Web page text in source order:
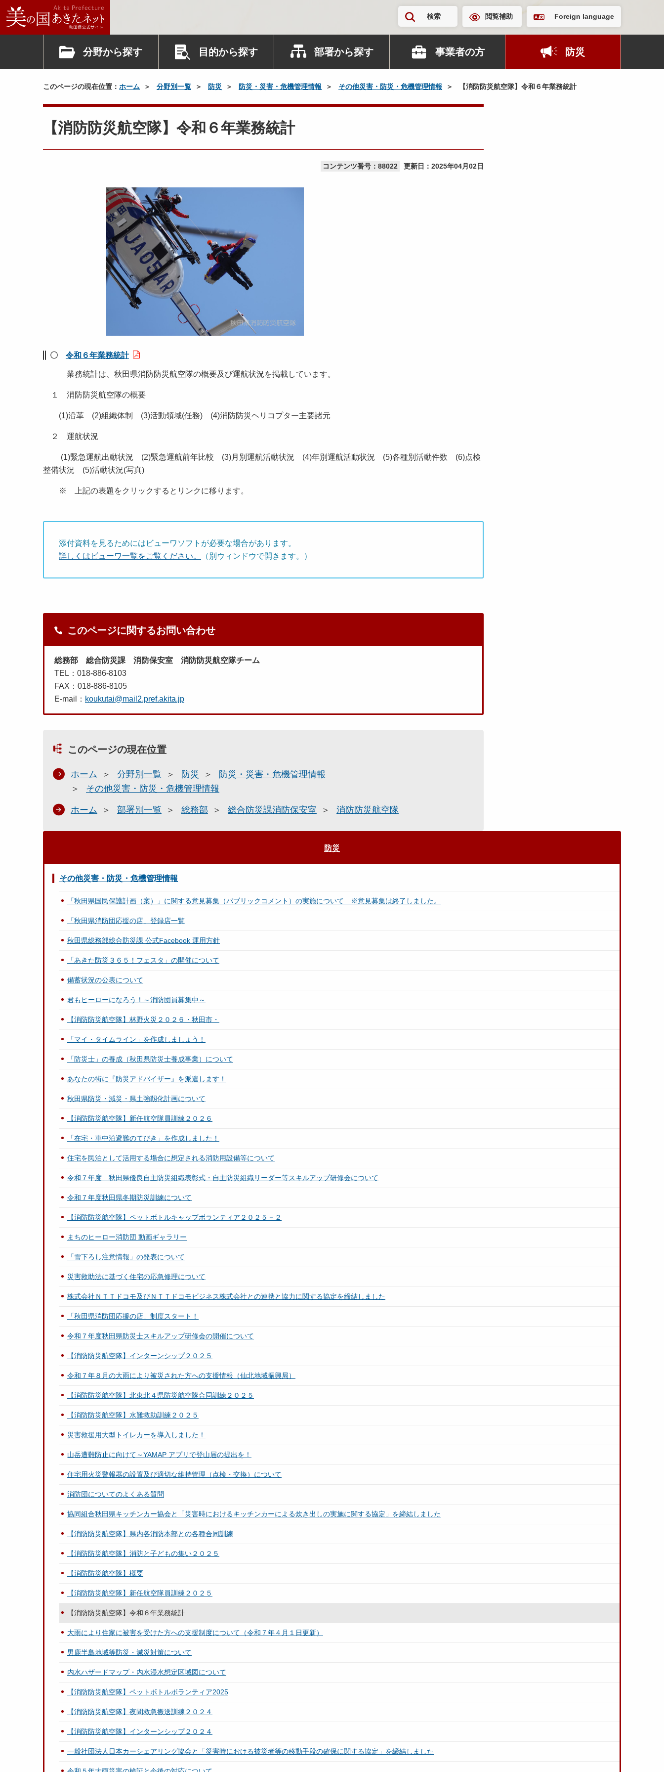
検索 閲覧補助 Foreign language
分野から探す 目的から探す 部署から探す 事業者の方 防災
このページの現在位置： ホーム 分野別一覧 防災 防災・災害・危機管理情報 その他災害・防災・危機管理情報 【消防防災航空隊】令和６年業務統計
【消防防災航空隊】令和６年業務統計
コンテンツ番号：88022 更新日： 2025年04月02日
〇 令和６年業務統計
業務統計は、秋田県消防防災航空隊の概要及び運航状況を掲載しています。
１ 消防防災航空隊の概要
(1)沿革 (2)組織体制 (3)活動領域(任務) (4)消防防災ヘリコプター主要諸元
２ 運航状況
(1)緊急運航出動状況 (2)緊急運航前年比較 (3)月別運航活動状況 (4)年別運航活動状況 (5)各種別活動件数 (6)点検
整備状況 (5)活動状況(写真)
※ 上記の表題をクリックするとリンクに移ります。
添付資料を見るためにはビューワソフトが必要な場合があります。
詳しくはビューワ一覧をご覧ください。
（別ウィンドウで開きます。）
このページに関するお問い合わせ
総務部 総合防災課 消防保安室 消防防災航空隊チーム
TEL：018-886-8103
FAX：018-886-8105
E-mail： koukutai@mail2.pref.akita.jp
このページの現在位置
ホーム 分野別一覧 防災
防災・災害・危機管理情報
その他災害・防災・危機管理情報
ホーム 部署別一覧 総務部 総合防災課消防保安室 消防防災航空隊
防災
その他災害・防災・危機管理情報
「秋田県国民保護計画（案）」に関する意見募集（パブリックコメント）の実施について ※意見募集は終了しました。
「秋田県消防団応援の店」登録店一覧
秋田県総務部総合防災課 公式Facebook 運用方針
「あきた防災３６５！フェスタ」の開催について
備蓄状況の公表について
君もヒーローになろう！～消防団員募集中～
【消防防災航空隊】林野火災２０２６・秋田市・
「マイ・タイムライン」を作成しましょう！
「防災士」の養成（秋田県防災士養成事業）について
あなたの街に『防災アドバイザー』を派遣します！
秋田県防災・減災・県土強靱化計画について
【消防防災航空隊】新任航空隊員訓練２０２６
「在宅・車中泊避難のてびき」を作成しました！
住宅を民泊として活用する場合に想定される消防用設備等について
令和７年度 秋田県優良自主防災組織表彰式・自主防災組織リーダー等スキルアップ研修会について
令和７年度秋田県冬期防災訓練について
【消防防災航空隊】ペットボトルキャップボランティア２０２５－２
まちのヒーロー消防団 動画ギャラリー
「雪下ろし注意情報」の発表について
災害救助法に基づく住宅の応急修理について
株式会社ＮＴＴドコモ及びＮＴＴドコモビジネス株式会社との連携と協力に関する協定を締結しました
「秋田県消防団応援の店」制度スタート！
令和７年度秋田県防災士スキルアップ研修会の開催について
【消防防災航空隊】インターンシップ２０２５
令和７年８月の大雨により被災された方への支援情報（仙北地域振興局）
【消防防災航空隊】北東北４県防災航空隊合同訓練２０２５
【消防防災航空隊】水難救助訓練２０２５
災害救援用大型トイレカーを導入しました！
山岳遭難防止に向けて～YAMAP アプリで登山届の提出を！
住宅用火災警報器の設置及び適切な維持管理（点検・交換）について
消防団についてのよくある質問
協同組合秋田県キッチンカー協会と「災害時におけるキッチンカーによる炊き出しの実施に関する協定」を締結しました
【消防防災航空隊】県内各消防本部との各種合同訓練
【消防防災航空隊】消防と子どもの集い２０２５
【消防防災航空隊】概要
【消防防災航空隊】新任航空隊員訓練２０２５
【消防防災航空隊】令和６年業務統計
大雨により住家に被害を受けた方への支援制度について（令和７年４月１日更新）
男鹿半島地域等防災・減災対策について
内水ハザードマップ・内水浸水想定区域図について
【消防防災航空隊】ペットボトルボランティア2025
【消防防災航空隊】夜間救急搬送訓練２０２４
【消防防災航空隊】インターンシップ２０２４
一般社団法人日本カーシェアリング協会と「災害時における被災者等の移動手段の確保に関する協定」を締結しました